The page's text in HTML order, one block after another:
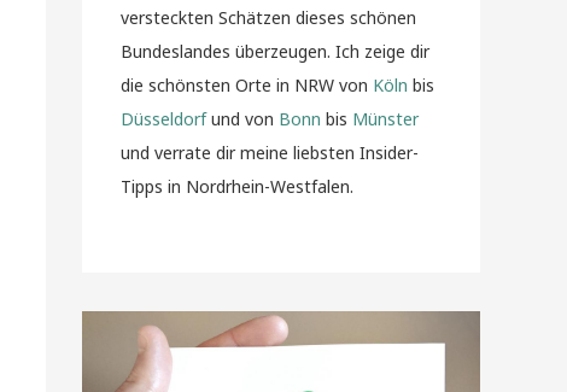
versteckten Schätzen dieses schönen
Bundeslandes überzeugen. Ich zeige dir
die schönsten Orte in NRW von Köln bis
Düsseldorfund von Bonn bis Münster
und verrate dir meine liebsten Insider-
Tipps in Nordrhein-Westfalen.